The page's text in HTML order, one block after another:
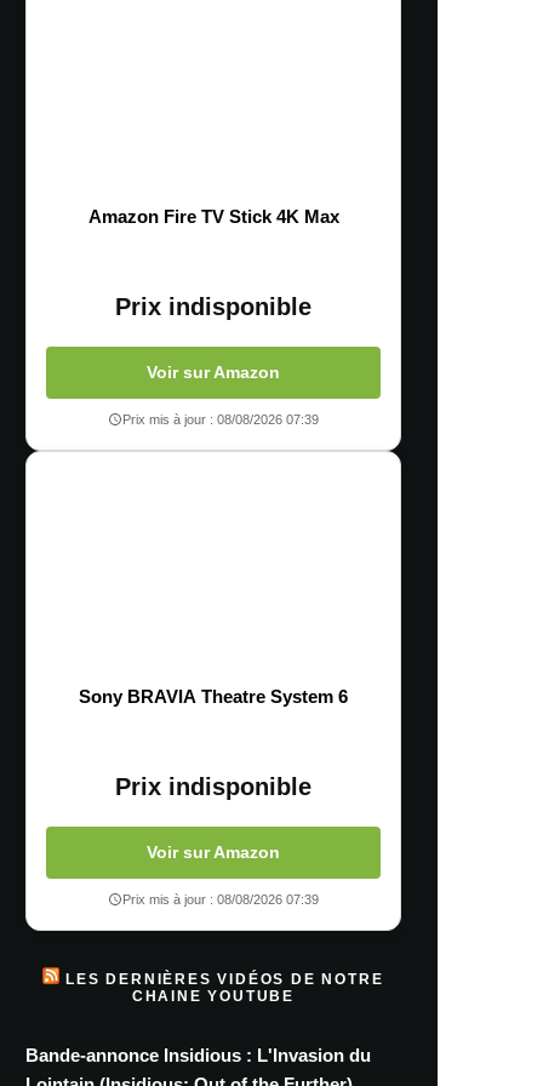
Amazon Fire TV Stick 4K Max
Prix indisponible
Voir sur Amazon
Prix mis à jour : 08/08/2026 07:39
Sony BRAVIA Theatre System 6
Prix indisponible
Voir sur Amazon
Prix mis à jour : 08/08/2026 07:39
LES DERNIÈRES VIDÉOS DE NOTRE
CHAINE YOUTUBE
Bande-annonce Insidious : L'Invasion du